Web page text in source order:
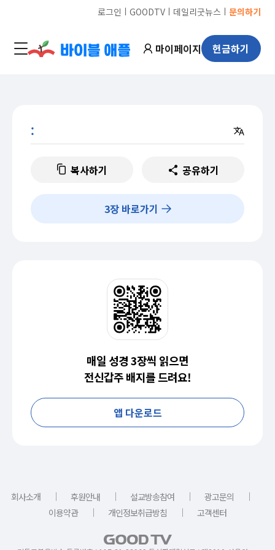
로그인 ㅣ GOODTVㅣ 데일리굿뉴스 ㅣ 문의하기
마이페이지 헌금하기
:
복사하기 공유하기
3장 바로가기
매일 성경 3장씩 읽으면
전신갑주 배지를 드려요!
앱 다운로드
회사소개 ｜ 후원안내 ｜ 설교방송참여 ｜ 광고문의
｜
이용약관
｜ 개인정보취급방침 ｜ 고객센터